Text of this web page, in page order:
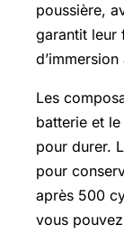
poussière,
garantit leur
Les
batterie et
pour durer.
pour
après 500
vous